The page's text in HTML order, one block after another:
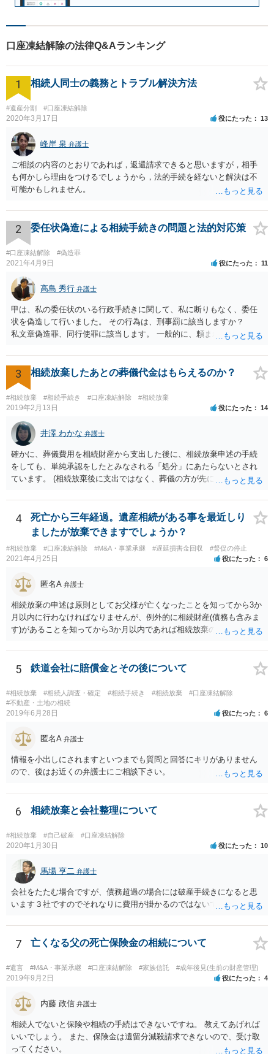
口座凍結解除の法律Q&Aランキング
1 相続人同士の義務とトラブル解決方法
#遺産分割 #口座凍結解除
2020年3月17日 役にたった 13
峰岸 泉 弁護士
ご相談の内容のとおりであれば，返還請求できると思いますが，相手
も何かしら理由をつけるでしょうから，法的手続を経ないと解決は不
可能かもしれません。
2 委任状偽造による相続手続きの問題と法的対応策
#口座凍結解除 #偽造罪
2021年4月9日 役にたった 11
高島 秀行 弁護士
甲は、私の委任状のいる行政手続きに関して、私に断りもなく、委任
状を偽造して行いました。 その行為は、刑事罰に該当しますか？
私文章偽造罪、同行使罪に該当します。 一般的に、頼まれた（委任さ
か？ 委任状を偽造して使用することはまでは依頼の範囲ではない
ので できないと思います。
3 相続放棄したあとの葬儀代金はもらえるのか？
#相続放棄 #相続手続き #口座凍結解除 #相続放棄
2019年2月13日 役にたった 14
井澤 わかな 弁護士
確かに、葬儀費用を相続財産から支出した後に、相続放棄申述の手続
をしても、単純承認をしたとみなされる「処分」にあたらないとされ
ています。 (相続放棄後に支出ではなく、葬儀の方が先に来るのが通常
述の手続ということだと思いますが) ただ、葬儀費用ならいくらでもよ
いということではなく、身分相応の、社会的儀式として当然認められ
る程度の金額に留まると考えた方がよいです。 もし、相続人の皆さん
に葬儀費用を支出する経済力がなく、質素な葬儀を行った費用であれ
ば相続財産から支出しても単純承認と認められない可能性が高いの
で、相続放棄申述が受理される可能性も高いと思います。
4
死亡から三年経過。遺産相続がある事を最近しり
ましたが放棄できますでしょうか？
#相続放棄 #口座凍結解除 #M&A・事業承継 #遅延損害金回収 #督促の停止
2021年4月25日 役にたった 6
匿名A 弁護士
相続放棄の申述は原則としてお父様が亡くなったことを知ってから3か
月以内に行わなければなりませんが、例外的に相続財産(債務も含みま
す)があることを知ってから3か月以内であれば相続放棄の申述が認め
したら、早急に家裁に行って相続放棄の申述をしたい旨告げて必要な
書類を提出されることをおすすめいたします。 なお、お父様の債務が
他にもあるかもしれないというリスクを考えますと、相続放棄の申述
にあたっては、法テラスの無料相談等を利用して弁護士に相談するこ
とも十分考えられるかと存じます。また、ご記載いただいた事実関係
を拝見するかぎり、再婚相手のかたは既に相続放棄をされている可能
5 鉄道会社に賠償金とその後について
#相続放棄 #相続人調査・確定 #相続手続き #相続放棄
#口座凍結解除
#不動産・土地の相続
2019年6月28日 役にたった 6
匿名A 弁護士
情報を小出しにされますといつまでも質問と回答にキリがありません
ので、後はお近くの弁護士にご相談下さい。
6 相続放棄と会社整理について
#相続放棄 #自己破産 #口座凍結解除
2020年1月30日 役にたった 10
馬場 亨二 弁護士
会社をたたむ場合ですが、債務超過の場合には破産手続きになると思
います３社ですのでそれなりに費用が掛かるのではないでしょうか。
7 亡くなる父の死亡保険金の相続について
#遺言 #M&A・事業承継 #口座凍結解除 #家族信託 #成年後見(生前の財産管理)
2019年9月2日 役にたった 4
内藤 政信 弁護士
相続人でないと保険や相続の手続はできないですね。 教えてあげれば
いいでしょう。 また、保険金は遺留分減殺請求できないので、受け取
ってください。